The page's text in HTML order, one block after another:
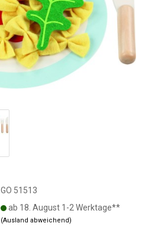
GO 51513
ab 18. August 1-2 Werktage**
(Ausland abweichend)